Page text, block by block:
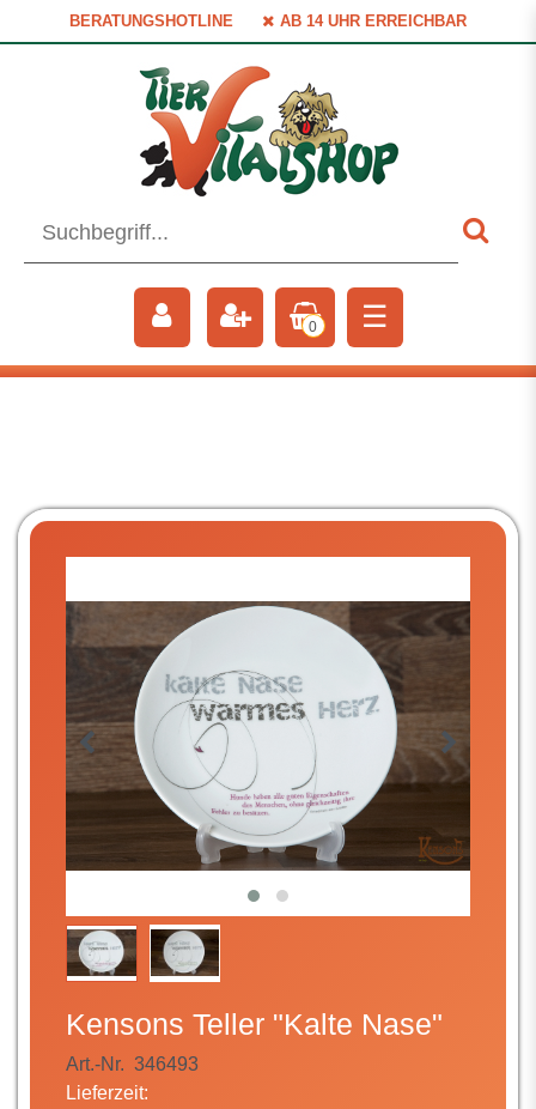
BERATUNGSHOTLINE AB 14 UHR ERREICHBAR
0 ☰
Kensons Teller "Kalte Nase"
Art.-Nr. 346493
Lieferzeit: